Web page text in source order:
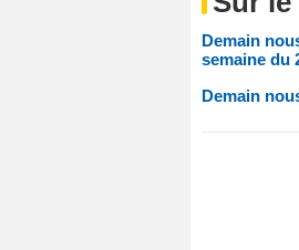
Demain
semaine du
Demain